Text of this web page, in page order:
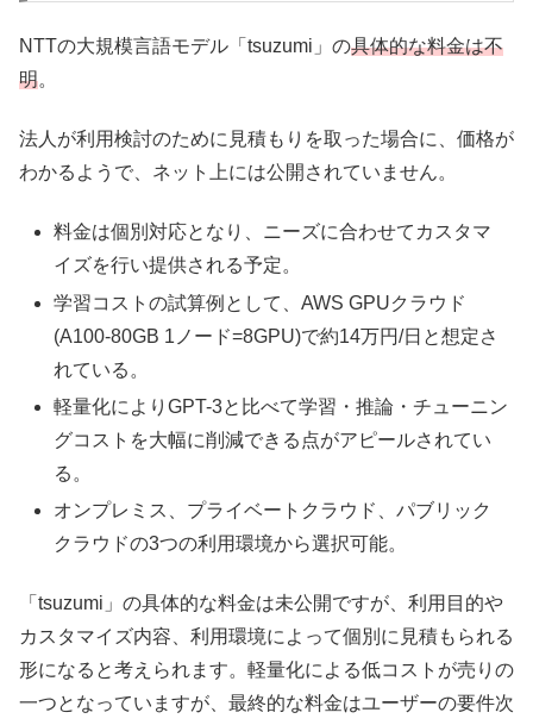
NTTの大規模言語モデル「tsuzumi」の具体的な料金は不
明。
法人が利用検討のために見積もりを取った場合に、価格が
わかるようで、ネット上には公開されていません。
料金は個別対応となり、ニーズに合わせてカスタマ
イズを行い提供される予定。
学習コストの試算例として、AWS GPUクラウド
(A100-80GB 1ノード=8GPU)で約14万円/日と想定さ
れている。
軽量化によりGPT-3と比べて学習・推論・チューニン
グコストを大幅に削減できる点がアピールされてい
る。
オンプレミス、プライベートクラウド、パブリック
クラウドの3つの利用環境から選択可能。
「tsuzumi」の具体的な料金は未公開ですが、利用目的や
カスタマイズ内容、利用環境によって個別に見積もられる
形になると考えられます。軽量化による低コストが売りの
一つとなっていますが、最終的な料金はユーザーの要件次